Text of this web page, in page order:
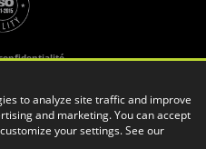
des témoins
GoEngineer
to analyze site traffic and improve
and marketing. You can accept
your settings. See our